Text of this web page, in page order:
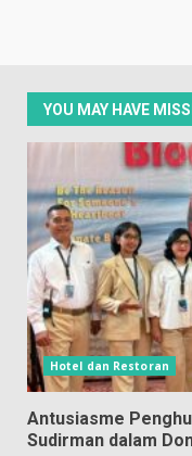
YOU MAY HAVE
Hotel dan Restoran
Antusiasme
Sudirman dalam